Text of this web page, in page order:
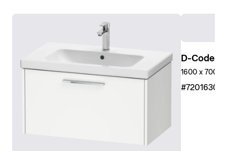
D-Code
1600 x 700